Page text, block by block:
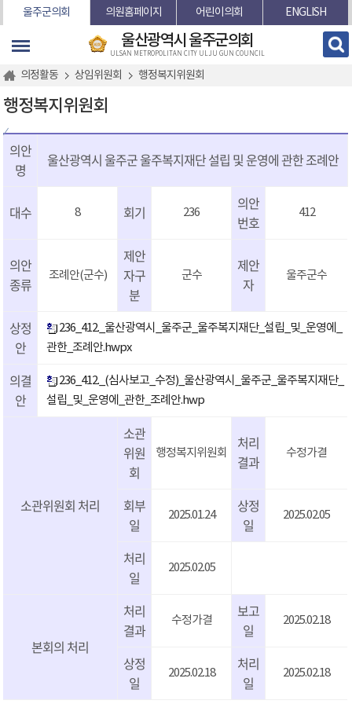
본문바로가기
울주군의회 의원홈페이지 어린이의회 ENGLISH
울산광역시 울주군의회
ULSAN METROPOLITAN CITY ULJU GUN COUNCIL
의정활동 상임위원회 행정복지위원회
행정복지위원회
의안
명
울산광역시 울주군 울주복지재단 설립 및 운영에 관한 조례안
대수 8 회기 236
의안
번호
412
의안
종류
조례안(군수)
제안
자구
분
군수
제안
자
울주군수
상정
안
236_412._울산광역시_울주군_울주복지재단_설립_및_운영에_
관한_조례안.hwpx
의결
안
236_412._(심사보고_수정)_울산광역시_울주군_울주복지재단_
설립_및_운영에_관한_조례안.hwp
소관위원회 처리
소관
위원
회
행정복지위원회
처리
결과
수정가결
회부
일
2025.01.24
상정
일
2025.02.05
처리
일
2025.02.05
본회의 처리
처리
결과
수정가결
보고
일
2025.02.18
상정
일
2025.02.18
처리
일
2025.02.18